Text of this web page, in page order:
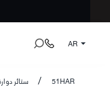
AR
ستائر / 51HAR